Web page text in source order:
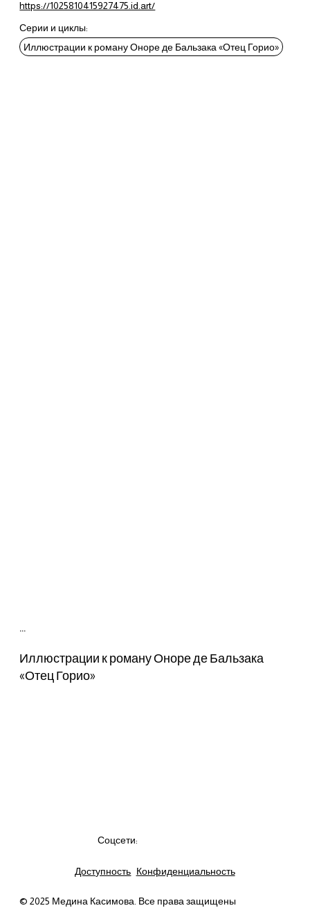
Иллюстрации к роману Оноре де Бальзака
«Отец Горио»
…
https://1025810415927475.id.art/
Серии и циклы:
Иллюстрации к роману Оноре де Бальзака «Отец Горио»
Доступность Конфиденциальность
© 2025 Медина Касимова. Все права защищены
Соцсети: